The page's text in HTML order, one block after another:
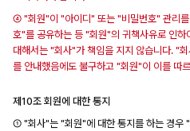
④ "회원"이 "아이디" 또는 "비밀번호" 관리
호"를 공유하는 등 "회원"의 귀책사유로 인하
대해서는 "회사"가 책임을 지지 않습니다. "
를 안내했음에도 불구하고 "회원"이 이를 따
제10조 회원에 대한 통지
① "회사"는 "회원"에 대한 통지를 하는 경우